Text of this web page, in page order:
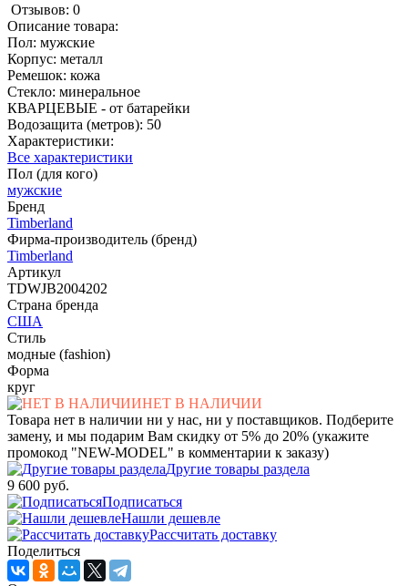
Отзывов: 0
Описание товара:
Пол: мужские
Корпус: металл
Ремешок: кожа
Стекло: минеральное
КВАРЦЕВЫЕ - от батарейки
Водозащита (метров): 50
Характеристики:
Все характеристики
Пол (для кого)
мужские
Бренд
Timberland
Фирма-производитель (бренд)
Timberland
Артикул
TDWJB2004202
Страна бренда
США
Стиль
модные (fashion)
Форма
круг
НЕТ В НАЛИЧИИ
Товара нет в наличии ни у нас, ни у поставщиков. Подберите
замену, и мы подарим Вам скидку от 5% до 20% (укажите
промокод "NEW-MODEL" в комментарии к заказу)
Другие товары раздела
9 600 руб.
Подписаться
Нашли дешевле
Рассчитать доставку
Поделиться